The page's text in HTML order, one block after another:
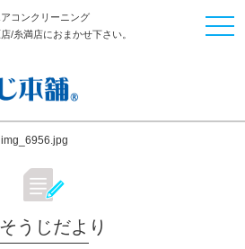
コンクリーニング
/糸満店におまかせ下さい。
img_6956.jpg
うじだより